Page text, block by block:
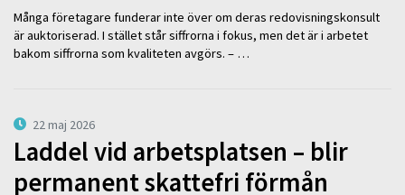
Många företagare funderar inte över om deras redovisningskonsult
är auktoriserad. I stället står siffrorna i fokus, men det är i arbetet
bakom siffrorna som kvaliteten avgörs. – …
22 maj 2026
Laddel vid arbetsplatsen – blir
permanent skattefri förmån